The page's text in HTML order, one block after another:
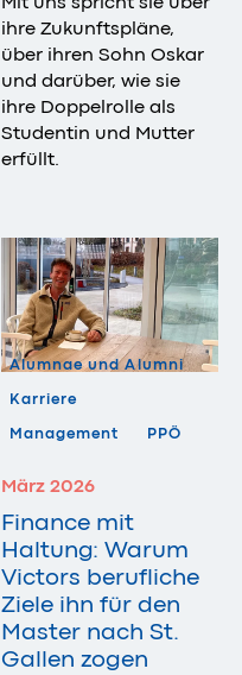
ihre Zukunftspläne,
über ihren Sohn Oskar
und darüber, wie sie
ihre Doppelrolle als
Studentin und Mutter
erfüllt.
Alumnae und Alumni
Karriere
Management PPÖ
März 2026
Finance mit
Haltung: Warum
Victors berufliche
Ziele ihn für den
Master nach St.
Gallen zogen